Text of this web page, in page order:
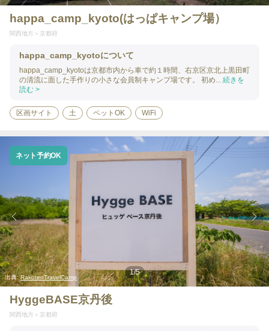
happa_camp_kyoto(はっぱキャンプ場）
関西地方 京都府
happa_camp_kyotoについて
happa_camp_kyotoは京都市内から車で約１時間、右京区京北上黒田町
の清流に面した手作りの小さな会員制キャンプ場です。 初め... 続きを
読む >
区画サイト 土 ペットOK WiFi
出典:RakutenTravelCamp
1/5
ネット予約OK
HyggeBASE京丹後
関西地方 京都府